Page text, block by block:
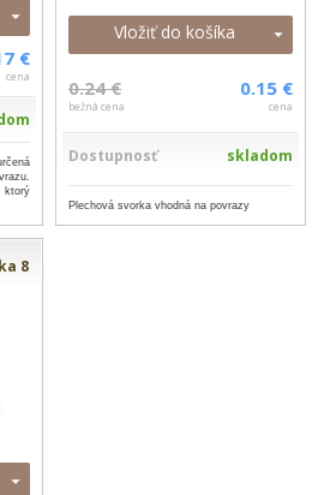
€
cena
ktorý
Vložiť do košíka
0.24 €
bežná cena
0.15 €
cena
Dostupnosť skladom
Plechová svorka vhodná na povrazy
8